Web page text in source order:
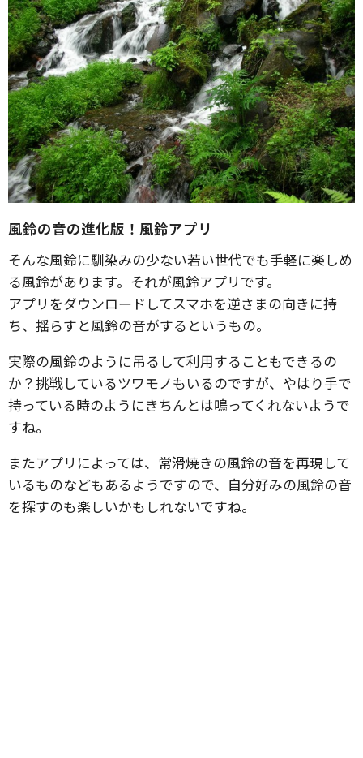
風鈴の音の進化版！風鈴アプリ
そんな風鈴に馴染みの少ない若い世代でも手軽に楽しめ
る風鈴があります。それが風鈴アプリです。
アプリをダウンロードしてスマホを逆さまの向きに持
ち、揺らすと風鈴の音がするというもの。
実際の風鈴のように吊るして利用することもできるの
か？挑戦しているツワモノもいるのですが、やはり手で
持っている時のようにきちんとは鳴ってくれないようで
すね。
またアプリによっては、常滑焼きの風鈴の音を再現して
いるものなどもあるようですので、自分好みの風鈴の音
を探すのも楽しいかもしれないですね。